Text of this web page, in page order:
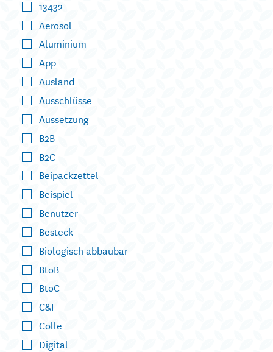
13432
Aerosol
Aluminium
App
Ausland
Ausschlüsse
Aussetzung
B2B
B2C
Beipackzettel
Beispiel
Benutzer
Besteck
Biologisch abbaubar
BtoB
BtoC
C&I
Colle
Digital